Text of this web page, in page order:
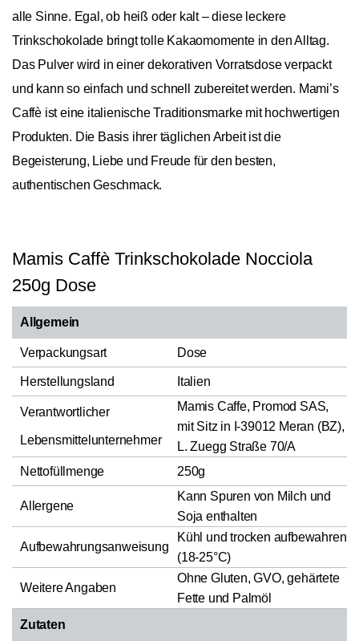
alle Sinne. Egal, ob heiß oder kalt – diese leckere
Trinkschokolade bringt tolle Kakaomomente in den Alltag.
Das Pulver wird in einer dekorativen Vorratsdose verpackt
und kann so einfach und schnell zubereitet werden. Mami’s
Caffè ist eine italienische Traditionsmarke mit hochwertigen
Produkten. Die Basis ihrer täglichen Arbeit ist die
Begeisterung, Liebe und Freude für den besten,
authentischen Geschmack.
Mamis Caffè Trinkschokolade Nocciola
250g Dose
Allgemein
Verpackungsart Dose
Herstellungsland Italien
Verantwortlicher
Lebensmittelunternehmer
Mamis Caffe, Promod SAS,
mit Sitz in I-39012 Meran (BZ),
L. Zuegg Straße 70/A
Nettofüllmenge
250g
Allergene
Kann Spuren von Milch und
Soja enthalten
Aufbewahrungsanweisung
Kühl und trocken aufbewahren
(18-25°C)
Weitere Angaben
Ohne Gluten, GVO, gehärtete
Fette und Palmöl
Zutaten